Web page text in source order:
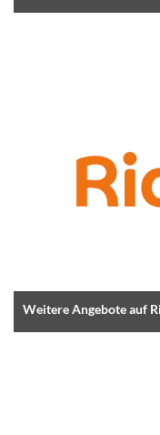
Weitere Angebote auf